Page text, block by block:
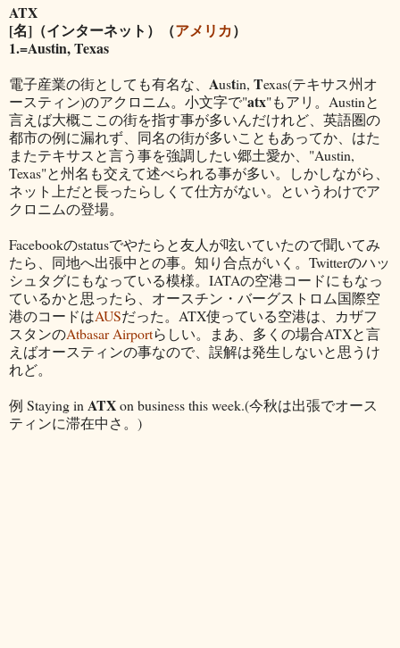
ATX
[名]（インターネット）（アメリカ）
1.=Austin, Texas
電子産業の街としても有名な、 Austin, Texas(テキサス州オ
ースティン)のアクロニム。小文字で"atx"もアリ。Austinと
言えば大概ここの街を指す事が多いんだけれど、英語圏の
都市の例に漏れず、同名の街が多いこともあってか、はた
またテキサスと言う事を強調したい郷土愛か、"Austin,
Texas"と州名も交えて述べられる事が多い。しかしながら、
ネット上だと長ったらしくて仕方がない。というわけでア
クロニムの登場。
Facebookのstatusでやたらと友人が呟いていたので聞いてみ
たら、同地へ出張中との事。知り合点がいく。Twitterのハッ
シュタグにもなっている模様。IATAの空港コードにもなっ
ているかと思ったら、オースチン・バーグストロム国際空
港のコードはAUSだった。ATX使っている空港は、カザフ
スタンのAtbasar Airportらしい。まあ、多くの場合ATXと言
えばオースティンの事なので、誤解は発生しないと思うけ
れど。
例 Staying in ATXon business this week.(今秋は出張でオース
ティンに滞在中さ。)